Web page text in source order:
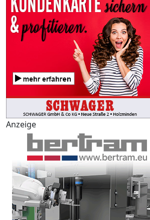
Anzeige